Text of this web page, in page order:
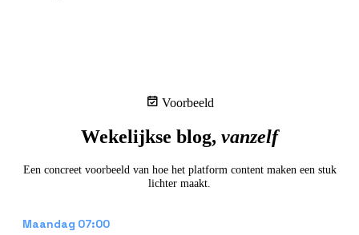
Voorbeeld
Wekelijkse blog, vanzelf
Een concreet voorbeeld van hoe het platform content maken een stuk
lichter maakt.
Maandag 07:00